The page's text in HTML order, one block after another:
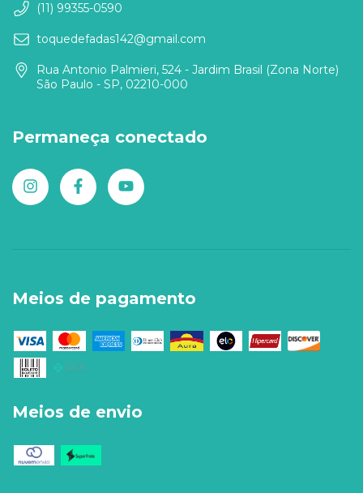
(11) 99355-0590
toquedefadas142@gmail.com
Rua Antonio Palmieri, 524 - Jardim Brasil (Zona Norte)
São Paulo - SP, 02210-000
Permaneça conectado
Meios de pagamento
Meios de envio